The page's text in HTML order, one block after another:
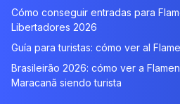
Cómo conseguir entradas para
Libertadores 2026
Guía para turistas: cómo ver al
Brasileirão 2026: cómo ver a
Maracanã siendo turista